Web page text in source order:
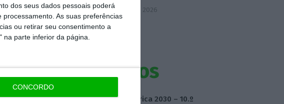
dos seus dados pessoais poderá
As suas preferências
ou retirar seu consentimento a
parte inferior da página.
CONCORDO
7 Agosto 2026
Eventos
Fábrica 2030 – 10.º